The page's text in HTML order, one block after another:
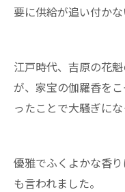
要に供給が追い付か
江戸時代、吉原の花
が、家宝の伽羅香を
ったことで大騒ぎに
優雅でふくよかな香
も言われました。